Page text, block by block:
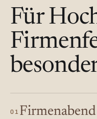
Für
01 Firmenabend